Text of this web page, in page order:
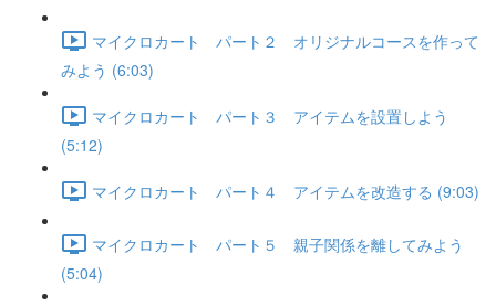
マイクロカート パート２ オリジナルコースを作って
みよう (6:03)
マイクロカート パート３ アイテムを設置しよう
(5:12)
マイクロカート パート４ アイテムを改造する (9:03)
マイクロカート パート５ 親子関係を離してみよう
(5:04)